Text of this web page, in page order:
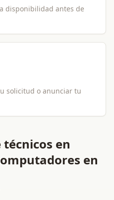
disponibilidad antes de
solicitud o anunciar tu
en
en